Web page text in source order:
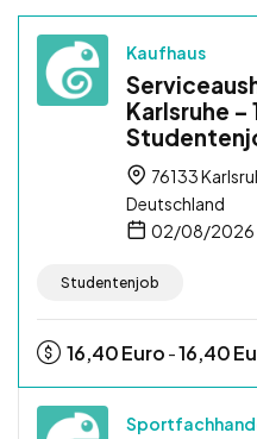
Kaufhaus
Karlsruhe
76133
Deutschland
02/08/2026
Studentenjob
16,40Euro -16,40